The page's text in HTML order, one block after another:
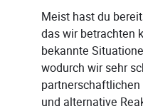
Meist hast du
das wir betrachten
bekannte
wodurch wir sehr
und alternative